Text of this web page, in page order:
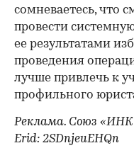
сомневаетесь, что
провести
ее результатами
проведения
лучше привлечь к
профильного
Реклама. Союз
Erid: 2SDnjeuEHQn